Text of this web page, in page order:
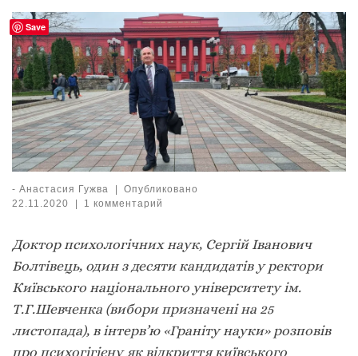
- Анастасия Гужва |
Опубликовано
22.11.2020
| 1 комментарий
Доктор психологічних наук, Сергій Іванович
Болтівець, один з десяти кандидатів у ректори
Київського національного університету ім.
Т.Г.Шевченка (вибори призначені на 25
листопада), в інтерв’ю «Граніту науки» розповів
про психогігієну як відкриття київського
Save